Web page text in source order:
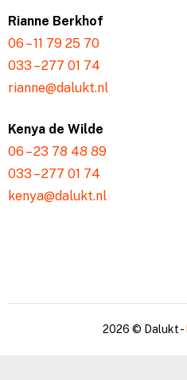
Rianne Berkhof
06 – 11 79 25 70
033 – 277 01 74
rianne@dalukt.nl
Kenya de Wilde
06 – 23 78 48 89
033 – 277 01 74
kenya@dalukt.nl
2026 © Dalukt -